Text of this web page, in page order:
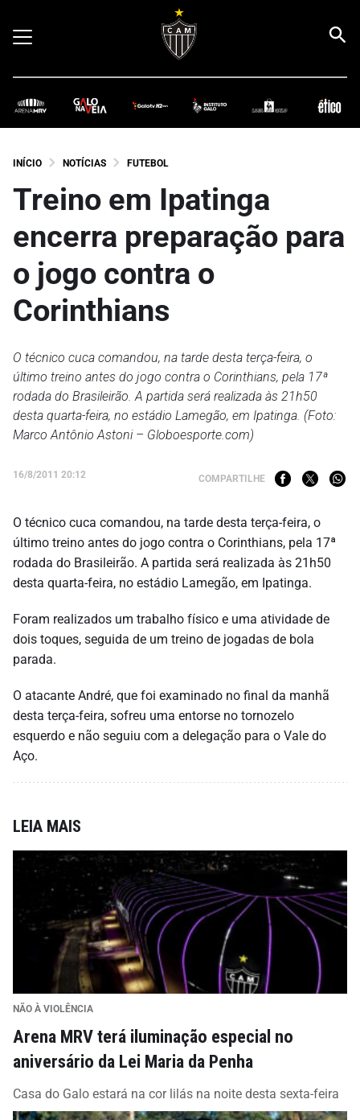
INÍCIO NOTÍCIAS FUTEBOL
Treino em Ipatinga
encerra preparação para
o jogo contra o
Corinthians
O técnico cuca comandou, na tarde desta terça-feira, o
último treino antes do jogo contra o Corinthians, pela 17ª
rodada do Brasileirão. A partida será realizada às 21h50
desta quarta-feira, no estádio Lamegão, em Ipatinga. (Foto:
Marco Antônio Astoni – Globoesporte.com)
16/8/2011 20:12 COMPARTILHE
O técnico cuca comandou, na tarde desta terça-feira, o
último treino antes do jogo contra o Corinthians, pela 17ª
rodada do Brasileirão. A partida será realizada às 21h50
desta quarta-feira, no estádio Lamegão, em Ipatinga.
Foram realizados um trabalho físico e uma atividade de
dois toques, seguida de um treino de jogadas de bola
parada.
O atacante André, que foi examinado no final da manhã
desta terça-feira, sofreu uma entorse no tornozelo
esquerdo e não seguiu com a delegação para o Vale do
Aço.
LEIA MAIS
NÃO À VIOLÊNCIA
Arena MRV terá iluminação especial no
aniversário da Lei Maria da Penha
Casa do Galo estará na cor lilás na noite desta sexta-feira